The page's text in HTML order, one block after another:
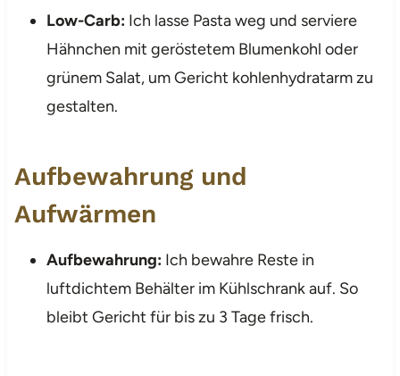
Low-Carb:Ich lasse Pasta weg und serviere
Hähnchen mit geröstetem Blumenkohl oder
grünem Salat, um Gericht kohlenhydratarm zu
gestalten.
Aufbewahrung und
Aufwärmen
Aufbewahrung:Ich bewahre Reste in
luftdichtem Behälter im Kühlschrank auf. So
bleibt Gericht für bis zu 3 Tage frisch.